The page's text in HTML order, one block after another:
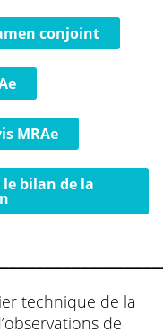
conjoint
MRAe
bilan de la
technique de la
de